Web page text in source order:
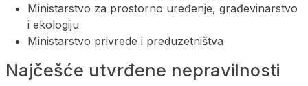
Ministarstvo za prostorno uređenje, građevinarstvo
i ekologiju
Ministarstvo privrede i preduzetništva
Najčešće utvrđene nepravilnosti